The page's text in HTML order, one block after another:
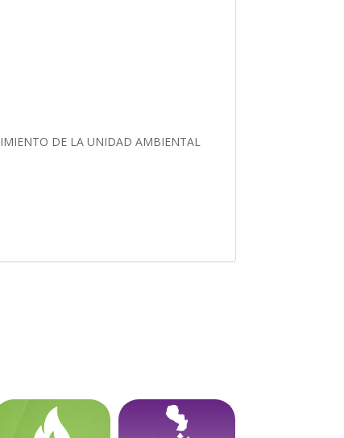
DE LA UNIDAD AMBIENTAL